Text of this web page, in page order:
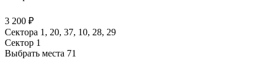
3 200 ₽
Сектора 1, 20, 37, 10, 28, 29
Сектор 1
Выбрать места 71